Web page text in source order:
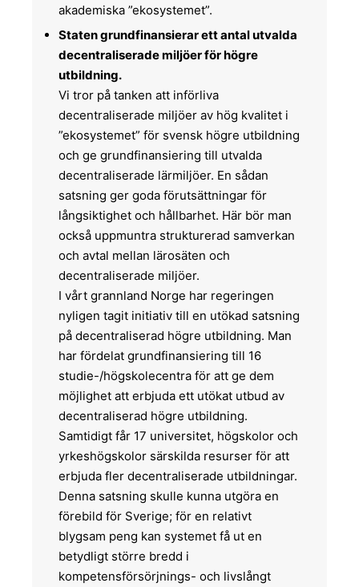
akademiska ”ekosystemet”.
Staten grundfinansierar ett antal utvalda
decentraliserade miljöer för högre
utbildning.
Vi tror på tanken att införliva
decentraliserade miljöer av hög kvalitet i
”ekosystemet” för svensk högre utbildning
och ge grundfinansiering till utvalda
decentraliserade lärmiljöer. En sådan
satsning ger goda förutsättningar för
långsiktighet och hållbarhet. Här bör man
också uppmuntra strukturerad samverkan
och avtal mellan lärosäten och
decentraliserade miljöer.
I vårt grannland Norge har regeringen
nyligen tagit initiativ till en utökad satsning
på decentraliserad högre utbildning. Man
har fördelat grundfinansiering till 16
studie-/högskolecentra för att ge dem
möjlighet att erbjuda ett utökat utbud av
decentraliserad högre utbildning.
Samtidigt får 17 universitet, högskolor och
yrkeshögskolor särskilda resurser för att
erbjuda fler decentraliserade utbildningar.
Denna satsning skulle kunna utgöra en
förebild för Sverige; för en relativt
blygsam peng kan systemet få ut en
betydligt större bredd i
kompetensförsörjnings- och livslångt